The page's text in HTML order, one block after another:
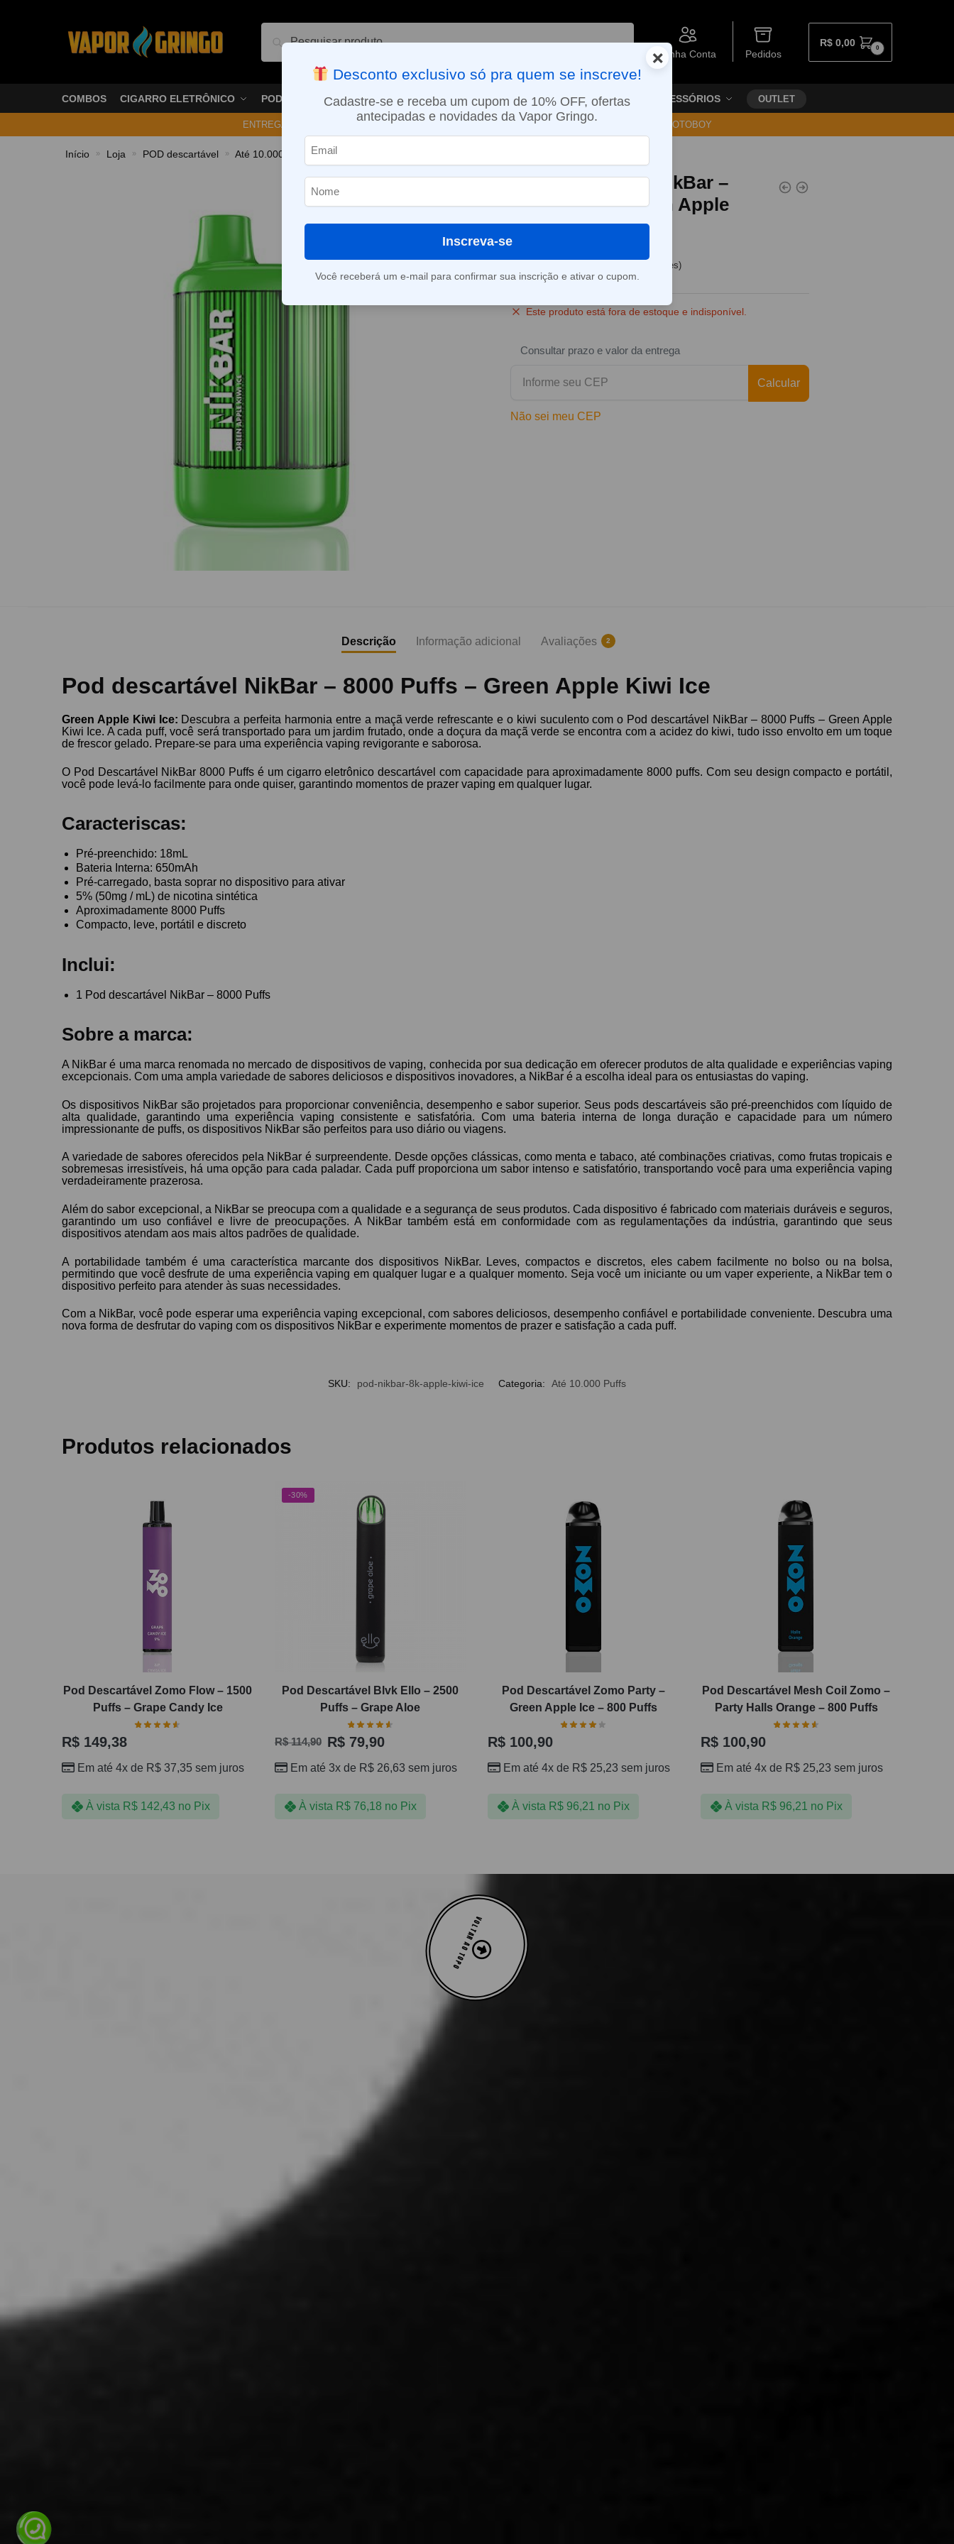
Pesquisar
Minha Conta Pedidos
R$ 0,00 0
COMBOS CIGARRO ELETRÔNICO PODS VAPORIZADOR DE ERVAS E-LIQUÍDOS NICOTINA ORAL ACESSÓRIOS OUTLET
ENTREGA NO MESMO DIA EM SÃO PAULO (SEG A SEX): PEDIDOS APROVADOS ATÉ 15:30 VIA MOTOBOY
Início » Loja » POD descartável » Até 10.000 Puffs » Pod descartável NikBar – 8000 Puffs – Green Apple Kiwi Ice
Pod descartável NikBar –
8000 Puffs – Green Apple
Kiwi Ice
avaliações de clientes)
Este produto está fora de estoque e indisponível.
Consultar prazo e valor da entrega
Calcular
Não sei meu CEP
Descrição Informação adicional Avaliações 2
Pod descartável NikBar – 8000 Puffs – Green Apple Kiwi Ice
Green Apple Kiwi Ice: Descubra a perfeita harmonia entre a maçã verde refrescante e o kiwi suculento com o Pod descartável NikBar – 8000 Puffs – Green Apple
Kiwi Ice. A cada puff, você será transportado para um jardim frutado, onde a doçura da maçã verde se encontra com a acidez do kiwi, tudo isso envolto em um toque
de frescor gelado. Prepare-se para uma experiência vaping revigorante e saborosa.
O Pod Descartável NikBar 8000 Puffs é um cigarro eletrônico descartável com capacidade para aproximadamente 8000 puffs. Com seu design compacto e portátil,
você pode levá-lo facilmente para onde quiser, garantindo momentos de prazer vaping em qualquer lugar.
Caracteriscas:
Pré-preenchido: 18mL
Bateria Interna: 650mAh
Pré-carregado, basta soprar no dispositivo para ativar
5% (50mg / mL) de nicotina sintética
Aproximadamente 8000 Puffs
Compacto, leve, portátil e discreto
Inclui:
1 Pod descartável NikBar – 8000 Puffs
Sobre a marca:
A NikBar é uma marca renomada no mercado de dispositivos de vaping, conhecida por sua dedicação em oferecer produtos de alta qualidade e experiências vaping
excepcionais. Com uma ampla variedade de sabores deliciosos e dispositivos inovadores, a NikBar é a escolha ideal para os entusiastas do vaping.
Os dispositivos NikBar são projetados para proporcionar conveniência, desempenho e sabor superior. Seus pods descartáveis são pré-preenchidos com líquido de
alta qualidade, garantindo uma experiência vaping consistente e satisfatória. Com uma bateria interna de longa duração e capacidade para um número
impressionante de puffs, os dispositivos NikBar são perfeitos para uso diário ou viagens.
A variedade de sabores oferecidos pela NikBar é surpreendente. Desde opções clássicas, como menta e tabaco, até combinações criativas, como frutas tropicais e
sobremesas irresistíveis, há uma opção para cada paladar. Cada puff proporciona um sabor intenso e satisfatório, transportando você para uma experiência vaping
verdadeiramente prazerosa.
Além do sabor excepcional, a NikBar se preocupa com a qualidade e a segurança de seus produtos. Cada dispositivo é fabricado com materiais duráveis e seguros,
garantindo um uso confiável e livre de preocupações. A NikBar também está em conformidade com as regulamentações da indústria, garantindo que seus
dispositivos atendam aos mais altos padrões de qualidade.
A portabilidade também é uma característica marcante dos dispositivos NikBar. Leves, compactos e discretos, eles cabem facilmente no bolso ou na bolsa,
permitindo que você desfrute de uma experiência vaping em qualquer lugar e a qualquer momento. Seja você um iniciante ou um vaper experiente, a NikBar tem o
dispositivo perfeito para atender às suas necessidades.
Com a NikBar, você pode esperar uma experiência vaping excepcional, com sabores deliciosos, desempenho confiável e portabilidade conveniente. Descubra uma
nova forma de desfrutar do vaping com os dispositivos NikBar e experimente momentos de prazer e satisfação a cada puff.
SKU: pod-nikbar-8k-apple-kiwi-ice Categoria: Até 10.000 Puffs
Produtos relacionados
Pod Descartável Zomo Flow – 1500
Puffs – Grape Candy Ice
R$ 149,38
Em até 4x de R$ 37,35 sem juros
À vista R$142,43 no Pix
-30%
Pod Descartável Blvk Ello – 2500
Puffs – Grape Aloe
R$114,90 R$ 79,90
Em até 3x de R$ 26,63 sem juros
À vista R$76,18 no Pix
Pod Descartável Zomo Party –
Green Apple Ice – 800 Puffs
R$100,90
Em até 4x de R$25,23 sem juros
À vista R$96,21 no Pix
Pod Descartável Mesh Coil Zomo –
Party Halls Orange – 800 Puffs
R$100,90
Em até 4x de R$25,23 sem juros
À vista R$96,21 no Pix
VOLTAR AO TOPO
×
Desconto exclusivo só pra quem se inscreve!
Cadastre-se e receba um cupom de 10% OFF, ofertas
antecipadas e novidades da Vapor Gringo.
Inscreva-se
Você receberá um e-mail para confirmar sua inscrição e ativar o cupom.